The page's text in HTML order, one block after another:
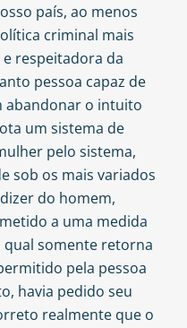
país, ao menos
criminal mais
respeitadora da
pessoa capaz de
abandonar o intuito
um sistema de
pelo sistema,
sob os mais variados
do homem,
a uma medida
somente retorna
pela pessoa
havia pedido seu
realmente que o